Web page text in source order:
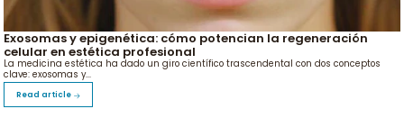
Exosomas y epigenética: cómo potencian la regeneración
celular en estética profesional
La medicina estética ha dado un giro científico trascendental con dos conceptos
clave: exosomas y...
Read article